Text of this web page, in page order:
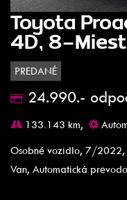
Toyota
4D, 8-
PREDANÉ
24.990.-
133.143 km,
Osobné vozidlo, 7/2022,
Van, Automatická